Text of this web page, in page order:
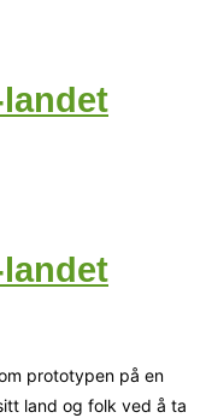
prototypen på en
land og folk ved å ta